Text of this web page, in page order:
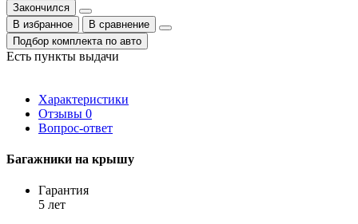
Закончился
В избранное
В сравнение
Подбор комплекта по авто
Есть пункты выдачи
Характеристики
Отзывы 0
Вопрос-ответ
Багажники на крышу
Гарантия
5 лет